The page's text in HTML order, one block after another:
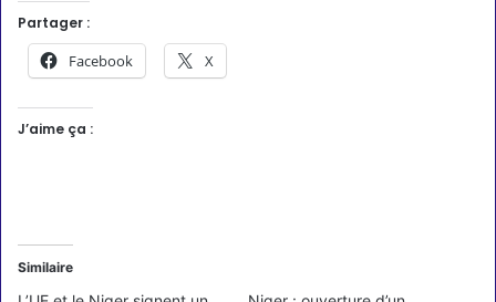
Partager :
Facebook X
J’aime ça :
Similaire